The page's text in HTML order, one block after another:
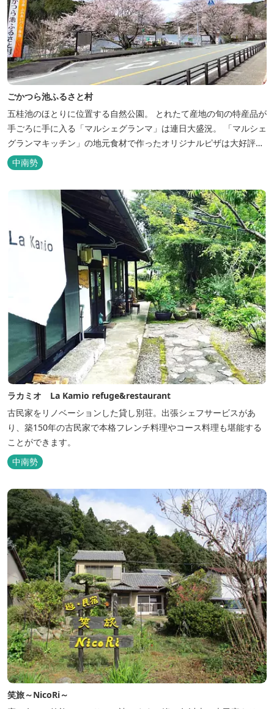
ごかつら池ふるさと村
五桂池のほとりに位置する自然公園。 とれたて産地の旬の特産品が
手ごろに手に入る「マルシェグランマ」は連日大盛況。 「マルシェ
グランマキッチン」の地元食材で作ったオリジナルピザは大好評！
バーベキューも楽しめます。食材と必要な道具がセットになった
「手ぶらバーベキューセット」も人気です。 『ごかつら池どうぶつ
パーク』近くにあります。 多気町観光協会のフェイスブックでは多
気町のローカ...
中南勢
ラカミオ La Kamio refuge&restaurant
古民家をリノベーションした貸し別荘。出張シェフサービスがあ
り、築150年の古民家で本格フレンチ料理やコース料理も堪能する
ことができます。
中南勢
笑旅～NicoRi～